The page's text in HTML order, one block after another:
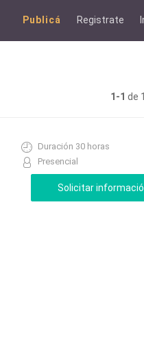
Publicá Registrate
1-1 de
Duración 30 horas
Presencial